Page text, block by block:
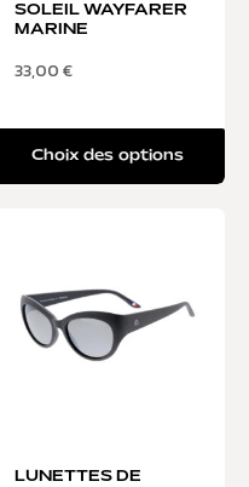
SOLEIL WAYFARER
MARINE
33,00€
Choix des options
LUNETTES DE